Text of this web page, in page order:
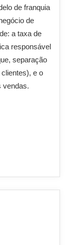
de franquia
de
a taxa de
responsável
separação
e o
vendas.